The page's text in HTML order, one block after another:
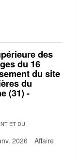
des
du 16
du site
du
(31) -
ET DU
2026
Affaire